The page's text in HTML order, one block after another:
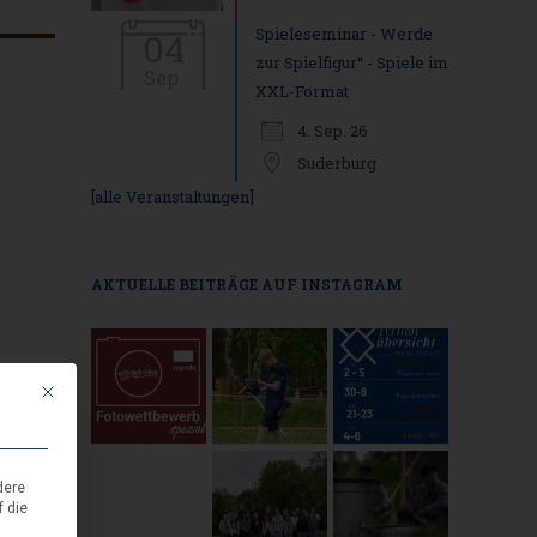
Outlook Live
Spieleseminar - Werde
zur Spielfigur“ - Spiele im
XXL-Format
4. Sep. 26
Suderburg
[alle Veranstaltungen]
AKTUELLE BEITRÄGE AUF INSTAGRAM
Mit diesem Button wird der Dialog geschlossen. Seine Funktionalität ist
die